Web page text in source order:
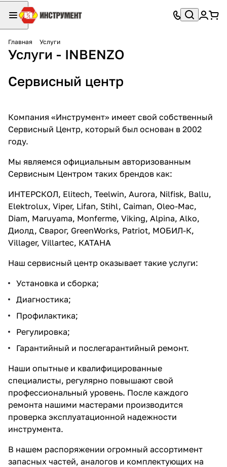
Главная Услуги
Услуги - INBENZO
Сервисный центр
Компания «Инструмент» имеет свой собственный
Сервисный Центр, который был основан в 2002
году.
Мы являемся официальным авторизованным
Сервисным Центром таких брендов как:
ИНТЕРСКОЛ, Elitech, Teelwin, Aurora, Nilfisk, Ballu,
Elektrolux, Viper, Lifan, Stihl, Caiman, Oleo-Mac,
Diam, Maruyama, Monferme, Viking, Alpina, Alko,
Диолд, Сварог, GreenWorks, Patriot, МОБИЛ-К,
Villager, Villartec, КАТАНА
Наш сервисный центр оказывает такие услуги:
Установка и сборка;
Диагностика;
Профилактика;
Регулировка;
Гарантийный и послегарантийный ремонт.
Наши опытные и квалифицированные
специалисты, регулярно повышают свой
профессиональный уровень. После каждого
ремонта нашими мастерами производится
проверка эксплуатационной надежности
инструмента.
В нашем распоряжении огромный ассортимент
запасных частей, аналогов и комплектующих на